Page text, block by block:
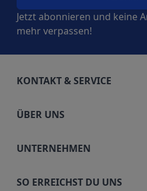
Jetzt abonnieren und keine
mehr verpassen!
KONTAKT & SERVICE
ÜBER UNS
UNTERNEHMEN
SO ERREICHST DU UNS